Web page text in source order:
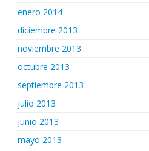
enero 2014
diciembre 2013
noviembre 2013
octubre 2013
septiembre 2013
julio 2013
junio 2013
mayo 2013